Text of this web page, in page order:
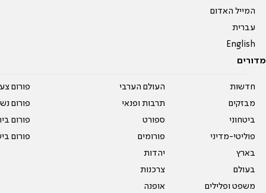
המייל האדום
עברית
English
מדורים
חדשות
מבזקים
ביטחוני
פוליטי-מדיני
בארץ
בעולם
משפט ופלילים
העולם הערבי
תרבות ופנאי
ספורט
פורומים
יהדות
צרכנות
אופנה
פורום
פורום
פורום
פורום